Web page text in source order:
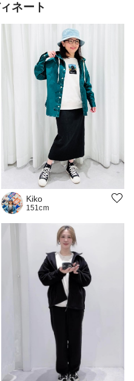
ネート
Kiko
151cm